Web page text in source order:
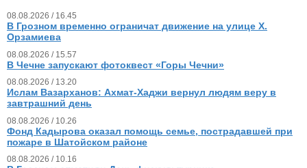
08.08.2026 / 16.45
В Грозном временно ограничат движение на улице Х.
Орзамиева
08.08.2026 / 15.57
В Чечне запускают фотоквест «Горы Чечни»
08.08.2026 / 13.20
Ислам Вазарханов: Ахмат-Хаджи вернул людям веру в
завтрашний день
08.08.2026 / 10.26
Фонд Кадырова оказал помощь семье, пострадавшей при
пожаре в Шатойском районе
08.08.2026 / 10.16